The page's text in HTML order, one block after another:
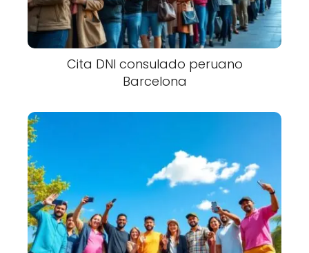
Cita DNI consulado peruano
Barcelona